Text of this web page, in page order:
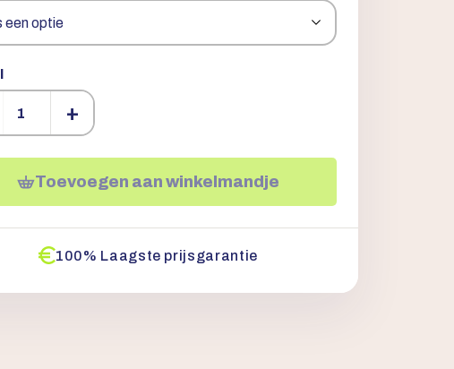
+
Toevoegen aan winkelmandje
100% Laagste prijsgarantie